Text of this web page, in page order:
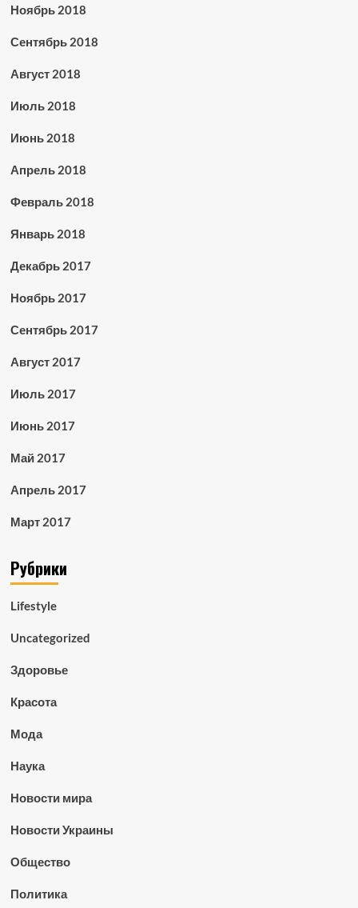
Ноябрь 2018
Сентябрь 2018
Август 2018
Июль 2018
Июнь 2018
Апрель 2018
Февраль 2018
Январь 2018
Декабрь 2017
Ноябрь 2017
Сентябрь 2017
Август 2017
Июль 2017
Июнь 2017
Май 2017
Апрель 2017
Март 2017
Рубрики
Lifestyle
Uncategorized
Здоровье
Красота
Мода
Наука
Новости мира
Новости Украины
Общество
Политика